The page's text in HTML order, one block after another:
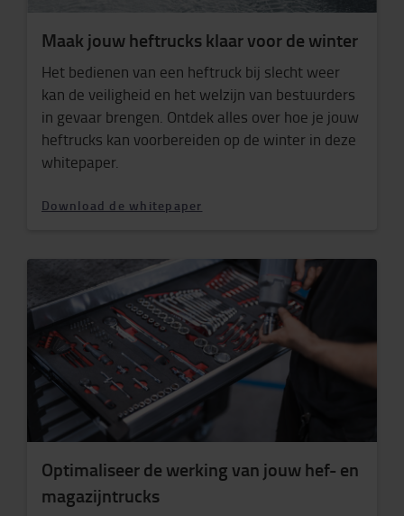
Maak jouw heftrucks klaar voor de winter
Het bedienen van een heftruck bij slecht weer
kan de veiligheid en het welzijn van bestuurders
in gevaar brengen. Ontdek alles over hoe je jouw
heftrucks kan voorbereiden op de winter in deze
whitepaper.
Download de whitepaper
Optimaliseer de werking van jouw hef- en
magazijntrucks